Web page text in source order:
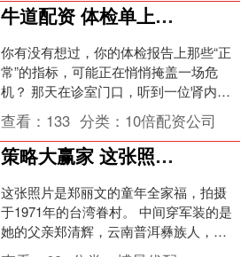
牛道配资 体检单上的正常，可能正在骗你
你有没有想过，你的体检报告上那些“正
常”的指标，可能正在悄悄掩盖一场危
机？ 那天在诊室门口，听到一位肾内科
医生和患者聊天，语气里带着无奈：“现
在来我们科的年轻人....
查看： 133 分类： 10倍配资公司
策略大赢家 这张照片是郑丽文的童年全家福，拍摄于1971年的台湾眷村。 中间穿军
这张照片是郑丽文的童年全家福，拍摄
于1971年的台湾眷村。 中间穿军装的是
她的父亲郑清辉，云南普洱彝族人，曾
是远征军抗日老兵，后随军赴台。 右侧